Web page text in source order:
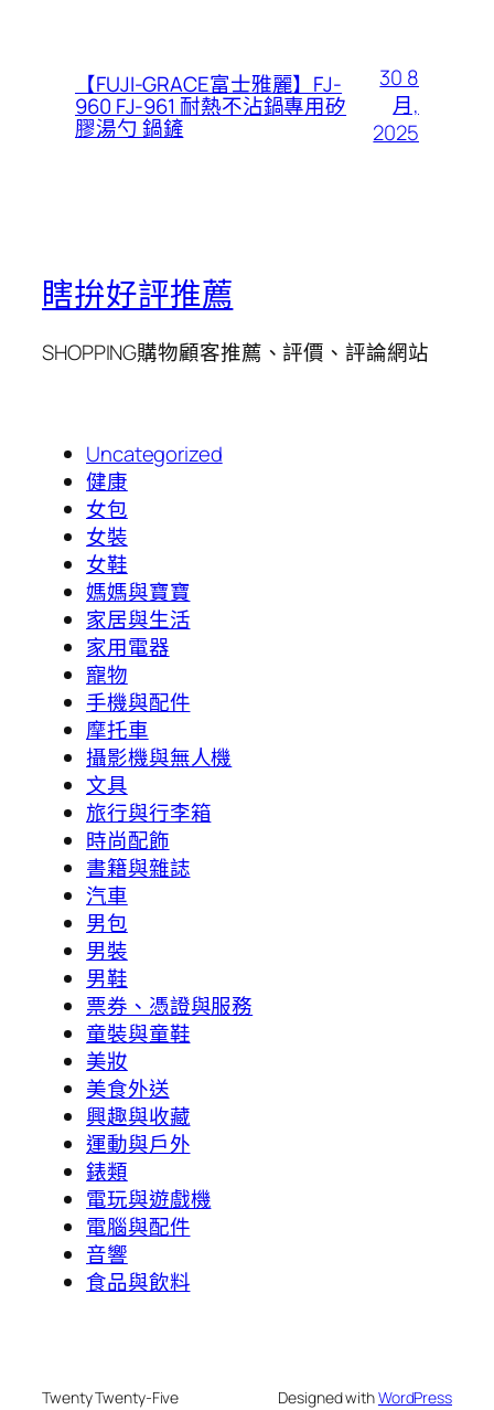
【FUJI-GRACE富士雅麗】FJ-
960 FJ-961 耐熱不沾鍋專用矽
膠湯勺 鍋鏟
30 8
月,
2025
瞎拚好評推薦
SHOPPING購物顧客推薦、評價、評論網站
Uncategorized
健康
女包
女裝
女鞋
媽媽與寶寶
家居與生活
家用電器
寵物
手機與配件
摩托車
攝影機與無人機
文具
旅行與行李箱
時尚配飾
書籍與雜誌
汽車
男包
男裝
男鞋
票券、憑證與服務
童裝與童鞋
美妝
美食外送
興趣與收藏
運動與戶外
錶類
電玩與遊戲機
電腦與配件
音響
食品與飲料
Twenty Twenty-Five Designed withWordPress